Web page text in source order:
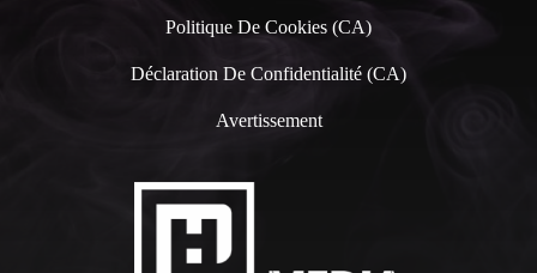
Politique De Cookies (CA)
Déclaration De Confidentialité (CA)
Avertissement